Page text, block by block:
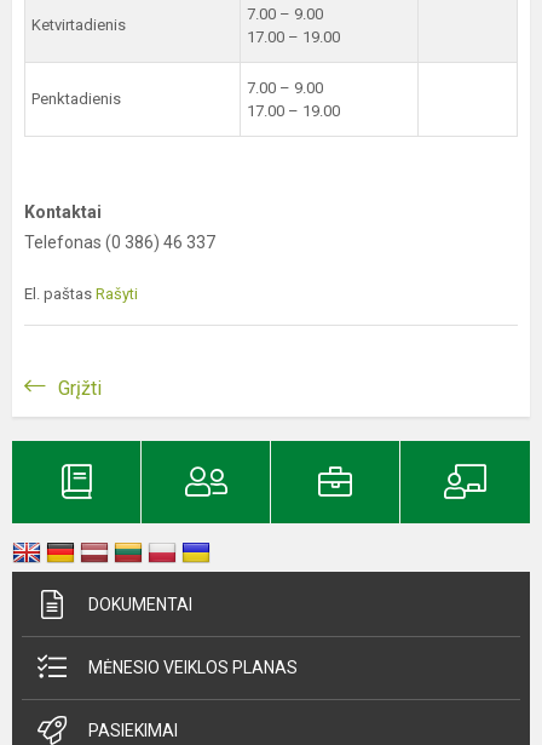
Ketvirtadienis
7.00 – 9.00
17.00 – 19.00
Penktadienis
7.00 – 9.00
17.00 – 19.00
Kontaktai
Telefonas (0 386) 46 337
El. paštas Rašyti
Grįžti
DOKUMENTAI
MĖNESIO VEIKLOS PLANAS
PASIEKIMAI